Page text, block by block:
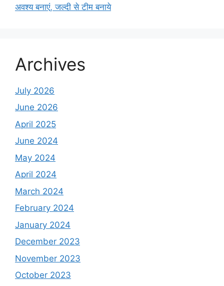
अवश्य बनाएं, जल्दी से टीम बनाये
Archives
July 2026
June 2026
April 2025
June 2024
May 2024
April 2024
March 2024
February 2024
January 2024
December 2023
November 2023
October 2023